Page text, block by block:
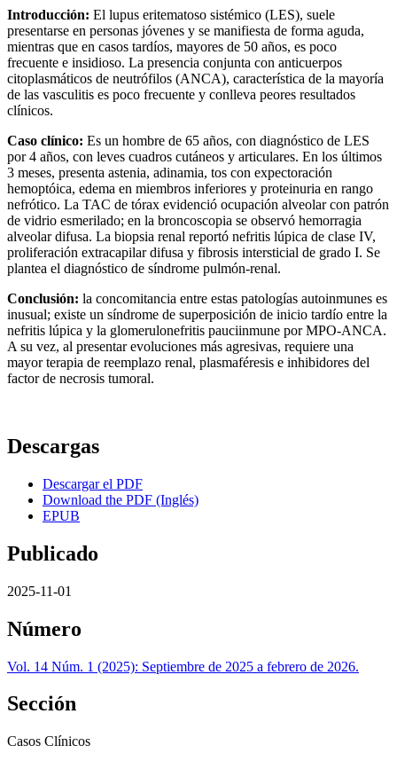
Introducción: El lupus eritematoso sistémico (LES), suele
presentarse en personas jóvenes y se manifiesta de forma aguda,
mientras que en casos tardíos, mayores de 50 años, es poco
frecuente e insidioso. La presencia conjunta con anticuerpos
citoplasmáticos de neutrófilos (ANCA), característica de la mayoría
de las vasculitis es poco frecuente y conlleva peores resultados
clínicos.
Caso clínico: Es un hombre de 65 años, con diagnóstico de LES
por 4 años, con leves cuadros cutáneos y articulares. En los últimos
3 meses, presenta astenia, adinamia, tos con expectoración
hemoptóica, edema en miembros inferiores y proteinuria en rango
nefrótico. La TAC de tórax evidenció ocupación alveolar con patrón
de vidrio esmerilado; en la broncoscopia se observó hemorragia
alveolar difusa. La biopsia renal reportó nefritis lúpica de clase IV,
proliferación extracapilar difusa y fibrosis intersticial de grado I. Se
plantea el diagnóstico de síndrome pulmón-renal.
Conclusión: la concomitancia entre estas patologías autoinmunes es
inusual; existe un síndrome de superposición de inicio tardío entre la
nefritis lúpica y la glomerulonefritis pauciinmune por MPO-ANCA.
A su vez, al presentar evoluciones más agresivas, requiere una
mayor terapia de reemplazo renal, plasmaféresis e inhibidores del
factor de necrosis tumoral.
Descargas
Descargar el PDF
Download the PDF (Inglés)
EPUB
Publicado
2025-11-01
Número
Vol. 14 Núm. 1 (2025): Septiembre de 2025 a febrero de 2026.
Sección
Casos Clínicos